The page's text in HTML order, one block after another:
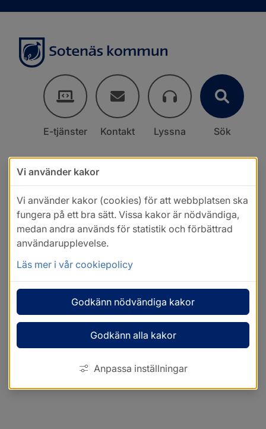
E-tjänster Kontakt Lyssna Sök
Vi använder kakor
Vi använder kakor (cookies) för att webbplatsen ska
fungera på ett bra sätt. Vissa kakor är nödvändiga,
medan andra används för statistik och förbättrad
användarupplevelse.
Läs mer i vår cookiepolicy
Godkänn nödvändiga kakor
Godkänn alla kakor
Anpassa inställningar